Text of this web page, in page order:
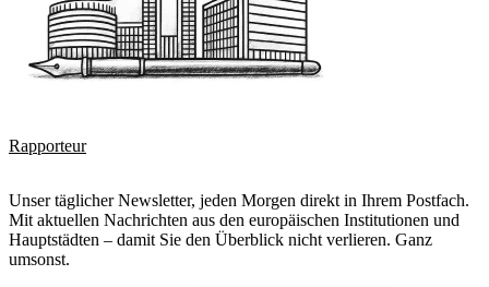
Rapporteur
Unser täglicher Newsletter, jeden Morgen direkt in Ihrem Postfach.
Mit aktuellen Nachrichten aus den europäischen Institutionen und
Hauptstädten – damit Sie den Überblick nicht verlieren. Ganz
umsonst.